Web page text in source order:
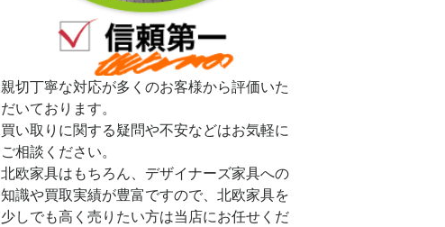
親切丁寧な対応が多くのお客様から評価いた
だいております。
買い取りに関する疑問や不安などはお気軽に
ご相談ください。
北欧家具はもちろん、デザイナーズ家具への
知識や買取実績が豊富ですので、北欧家具を
少しでも高く売りたい方は当店にお任せくだ